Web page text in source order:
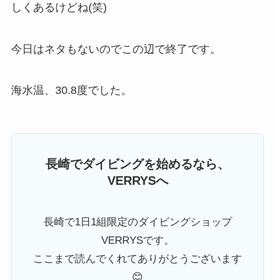
しくあるけどね(笑)
今日はネタもないのでこの辺で終了です。
海水温、30.8度でした。
長崎でダイビングを始めるなら、
VERRYSへ
長崎で1日1組限定のダイビングショップ
VERRYSです。
ここまで読んでくれてありがとうございます
😊